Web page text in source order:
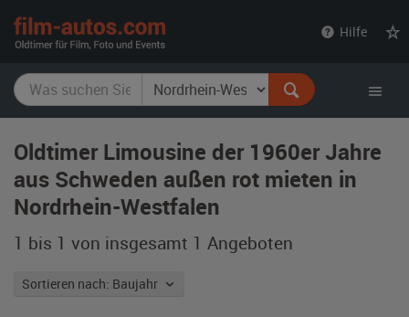
Hilfe
Oldtimer Limousine der 1960er Jahre
aus Schweden außen rot mieten in
Nordrhein-Westfalen
1 bis 1 von insgesamt 1 Angeboten
Sortieren nach: Baujahr